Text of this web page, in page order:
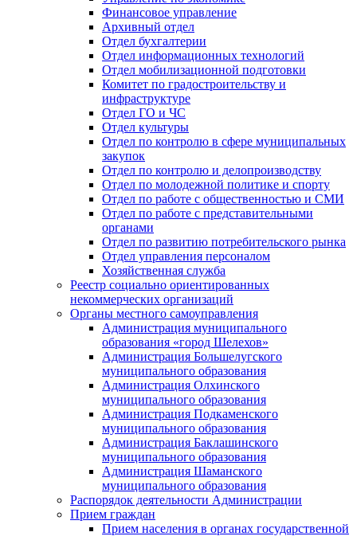
Финансовое управление
Архивный отдел
Отдел бухгалтерии
Отдел информационных технологий
Отдел мобилизационной подготовки
Комитет по градостроительству и
инфраструктуре
Отдел ГО и ЧС
Отдел культуры
Отдел по контролю в сфере муниципальных
закупок
Отдел по контролю и делопроизводству
Отдел по молодежной политике и спорту
Отдел по работе с общественностью и СМИ
Отдел по работе с представительными
органами
Отдел по развитию потребительского рынка
Отдел управления персоналом
Хозяйственная служба
Реестр социально ориентированных
некоммерческих организаций
Органы местного самоуправления
Администрация муниципального
образования «город Шелехов»
Администрация Большелугского
муниципального образования
Администрация Олхинского
муниципального образования
Администрация Подкаменского
муниципального образования
Администрация Баклашинского
муниципального образования
Администрация Шаманского
муниципального образования
Распорядок деятельности Администрации
Прием граждан
Прием населения в органах государственной